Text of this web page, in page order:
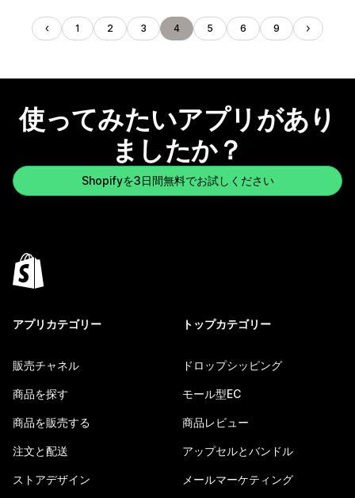
1 2 3 4 5 6 9
使ってみたいアプリがあり
ましたか？
Shopifyを3日間無料でお試しください
アプリカテゴリー
販売チャネル
商品を探す
商品を販売する
注文と配送
ストアデザイン
トップカテゴリー
ドロップシッピング
モール型EC
商品レビュー
アップセルとバンドル
メールマーケティング